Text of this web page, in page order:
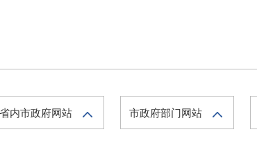
省内市政府网站 市政府部门网站